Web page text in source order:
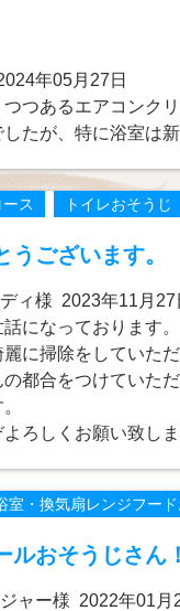
年05月27日
つあるエアコンク
たが、特に浴室は
ス トイレおそうじ
うございます。
ィ様 2023年11月27
になっております。
に掃除をしていた
都合をつけていた
ろしくお願い致しま
室・換気扇レンジフー
ルおそうじさん！
ャー様 2022年01月